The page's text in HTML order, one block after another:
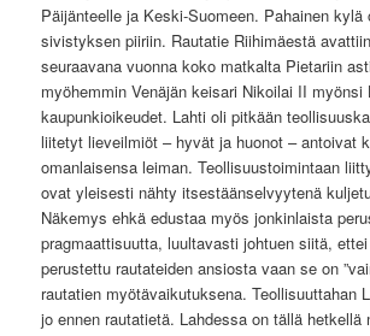
Päijänteelle ja Keski-Suomeen. Pahainen kylä
sivistyksen piiriin. Rautatie Riihimäestä
seuraavana vuonna koko matkalta Pietariin
myöhemmin Venäjän keisari Nikoilai II myönsi
kaupunkioikeudet. Lahti oli pitkään
liitetyt lieveilmiöt – hyvät ja huonot – antoivat
omanlaisensa leiman. Teollisuustoimintaan
ovat yleisesti nähty itsestäänselvyytenä
Näkemys ehkä edustaa myös jonkinlaista
pragmaattisuutta, luultavasti johtuen siitä,
perustettu rautateiden ansiosta vaan se on
rautatien myötävaikutuksena. Teollisuuttahan
jo ennen rautatietä. Lahdessa on tällä hetkellä